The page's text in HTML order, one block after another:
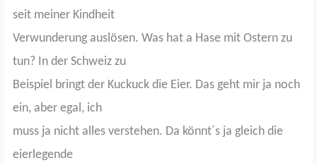
seit meiner Kindheit
Verwunderung auslösen. Was hat a Hase mit Ostern zu
tun? In der Schweiz zu
Beispiel bringt der Kuckuck die Eier. Das geht mir ja noch
ein, aber egal, ich
muss ja nicht alles verstehen. Da könnt´s ja gleich die
eierlegende